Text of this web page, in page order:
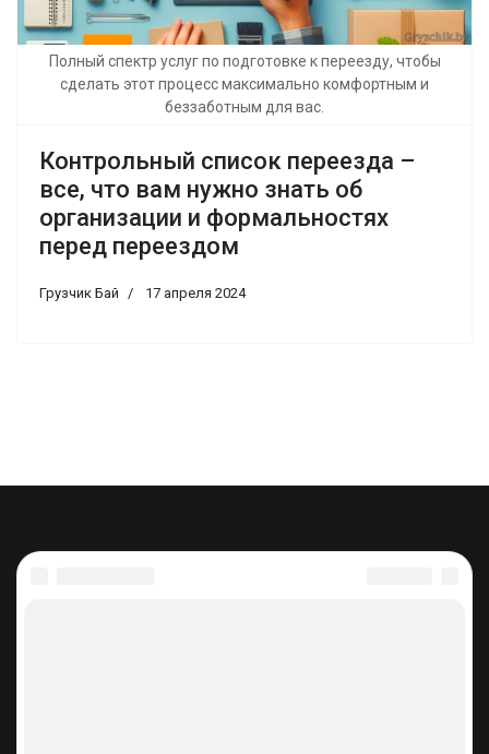
Полный спектр услуг по подготовке к переезду, чтобы
сделать этот процесс максимально комфортным и
беззаботным для вас.
Контрольный список переезда –
все, что вам нужно знать об
организации и формальностях
перед переездом
Грузчик Бай 17 апреля 2024